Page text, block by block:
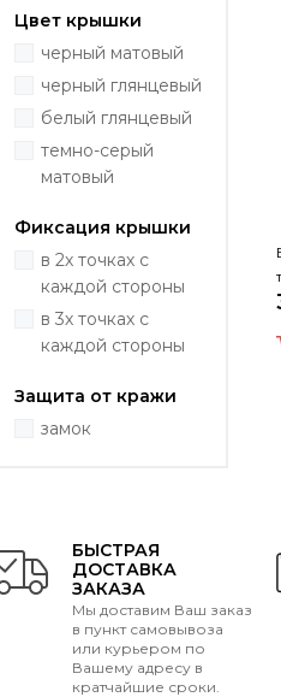
Цвет крышки
черный матовый
черный глянцевый
белый глянцевый
темно-серый
матовый
Фиксация крышки
в 2х точках с
каждой стороны
в 3х точках с
каждой стороны
Защита от кражи
замок
БЫСТРАЯ
ДОСТАВКА
ЗАКАЗА
Мы доставим Ваш заказ
в пункт самовывоза
или курьером по
Вашему адресу в
кратчайшие сроки.